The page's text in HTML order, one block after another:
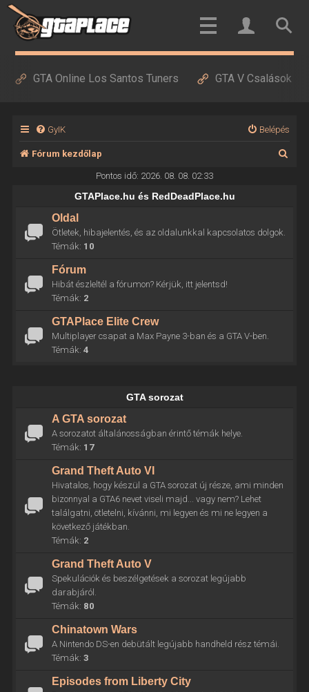
GTA Online Los Santos Tuners GTA V Csalások
GyIK Belépés
Fórum kezdőlap
Pontos idő: 2026. 08. 08. 02:33
GTAPlace.hu és RedDeadPlace.hu
Oldal
Ötletek, hibajelentés, és az oldalunkkal kapcsolatos dolgok.
Témák: 10
Fórum
Hibát észleltél a fórumon? Kérjük, itt jelentsd!
Témák: 2
GTAPlace Elite Crew
Multiplayer csapat a Max Payne 3-ban és a GTA V-ben.
Témák: 4
GTA sorozat
A GTA sorozat
A sorozatot általánosságban érintő témák helye.
Témák: 17
Grand Theft Auto VI
Hivatalos, hogy készül a GTA sorozat új része, ami minden
bizonnyal a GTA6 nevet viseli majd... vagy nem? Lehet
találgatni, ötletelni, kívánni, mi legyen és mi ne legyen a
következő játékban.
Témák: 2
Grand Theft Auto V
Spekulációk és beszélgetések a sorozat legújabb
darabjáról.
Témák: 80
Chinatown Wars
A Nintendo DS-en debütált legújabb handheld rész témái.
Témák: 3
Episodes from Liberty City